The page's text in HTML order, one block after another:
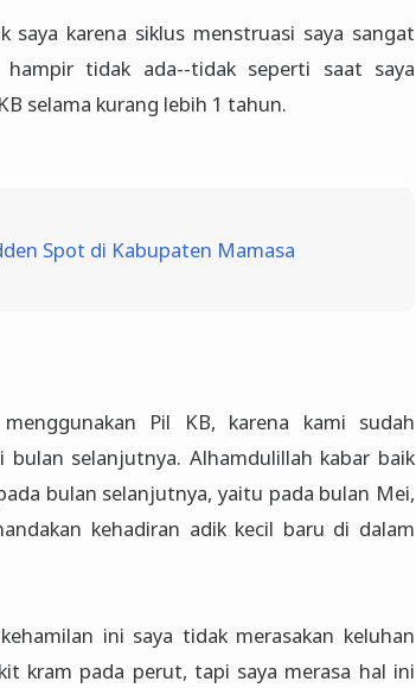
karena siklus menstruasi saya sangat
tidak ada--tidak seperti saat saya
selama kurang lebih 1 tahun.
Spot di Kabupaten Mamasa
Pil KB, karena kami sudah
selanjutnya. Alhamdulillah kabar baik
bulan selanjutnya, yaitu pada bulan Mei,
kehadiran adik kecil baru di dalam
ini saya tidak merasakan keluhan
kram pada perut, tapi saya merasa hal ini